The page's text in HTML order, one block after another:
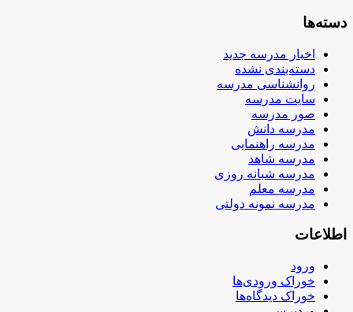
دسته‌ها
اخبار مدرسه جدید
دسته‌بندی نشده
روانشناسی مدرسه
سایت مدرسه
صور مدرسه
مدرسه دانش
مدرسه راهنمایی
مدرسه شاهد
مدرسه شبانه روزی
مدرسه معلم
مدرسه نمونه دولتی
اطلاعات
ورود
خوراک ورودی‌ها
خوراک دیدگاه‌ها